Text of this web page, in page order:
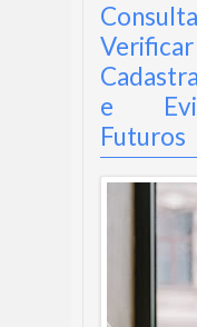
e
Futuros